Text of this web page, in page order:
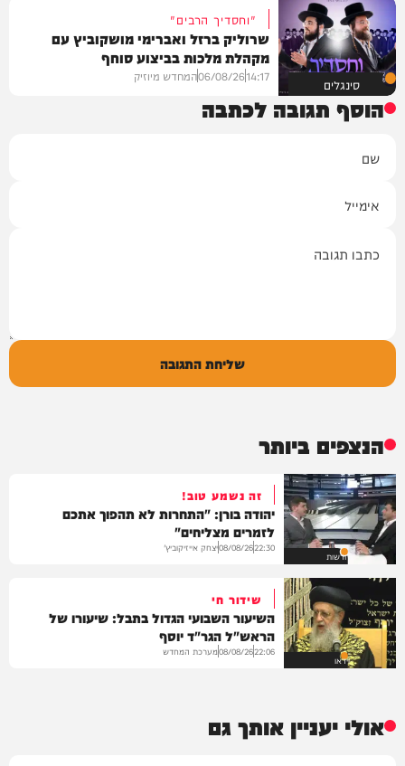
סינגלים
"וחסדיך הרבים"
שרוליק ברזל ואברימי מושקוביץ עם
מקהלת מלכות בביצוע סוחף
14:17
06/08/26המחדש מיוזיק
הוסף תגובה לכתבה
שליחת התגובה
הנצפים ביותר
חדשות
זה נשמע טוב!
יהודה בורן: "התחרות לא תהפוך אתכם
לזמרים מצליחים"
22:30
08/08/26יצחק אייזיקוביץ'
וידאו
שידור חי
השיעור השבועי הגדול בתבל: שיעורו של
הראש"ל הגר"ד יוסף
22:06
08/08/26מערכת המחדש
אולי יעניין אותך גם